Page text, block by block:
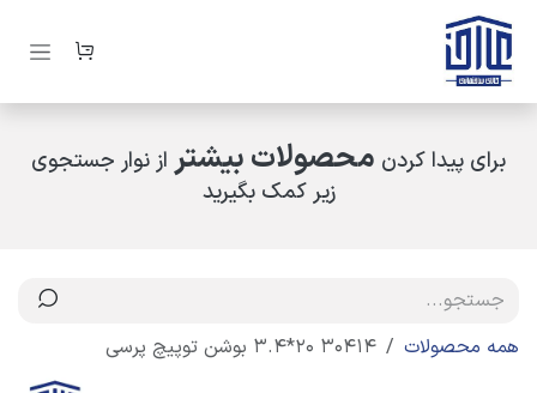
صرف نظر و مشاهده محتوا
برای پیدا کردن محصولات بیشتر از نوار جستجوی
زیر کمک بگیرید
همه محصولات 30414 20*3.4 بوشن توپیچ پرسی